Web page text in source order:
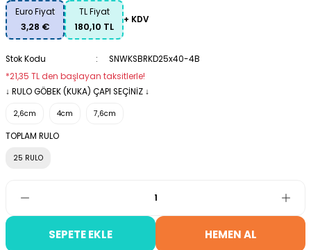
Euro Fiyat
3,28 €
TL Fiyat
180,10 TL
+ KDV
Stok Kodu
SNWKSBRKD25x40-4B
*21,35 TL den başlayan taksitlerle!
↓ RULO GÖBEK (KUKA) ÇAPI SEÇİNİZ ↓
2,6cm 4cm 7,6cm
TOPLAM RULO
25 RULO
SEPETE EKLE HEMEN AL